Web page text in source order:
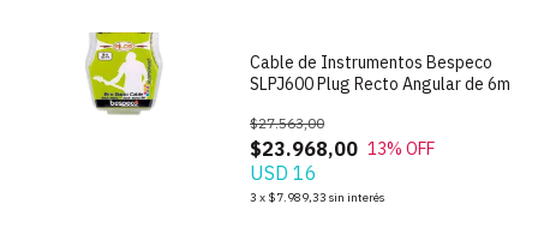
Cable de Instrumentos Bespeco
SLPJ600 Plug Recto Angular de 6m
$23.968,00
$27.563,00
13% OFF
USD 16
3 x $7.989,33 sin interés